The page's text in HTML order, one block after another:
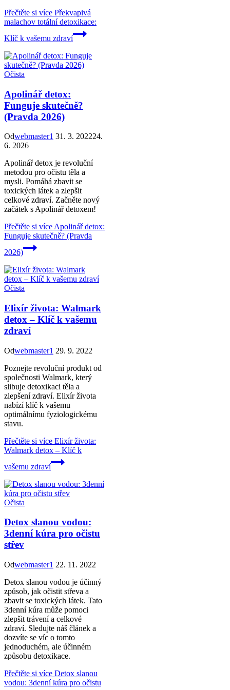
Přečtěte si více Překvapivá
malachov totální detoxikace:
Klíč k vašemu zdraví
Očista
Apolinář detox:
Funguje skutečně?
(Pravda 2026)
Odwebmaster1 31. 3. 202224.
6. 2026
Apolinář detox je revoluční
metodou pro očistu těla a
mysli. Pomáhá zbavit se
toxických látek a zlepšit
celkové zdraví. Začněte nový
začátek s Apolinář detoxem!
Přečtěte si více Apolinář detox:
Funguje skutečně? (Pravda
2026)
Očista
Elixír života: Walmark
detox – Klíč k vašemu
zdraví
Odwebmaster1 29. 9. 2022
Poznejte revoluční produkt od
společnosti Walmark, který
slibuje detoxikaci těla a
zlepšení zdraví. Elixír života
nabízí klíč k vašemu
optimálnímu fyziologickému
stavu.
Přečtěte si více Elixír života:
Walmark detox – Klíč k
vašemu zdraví
Očista
Detox slanou vodou:
3denní kúra pro očistu
střev
Odwebmaster1 22. 11. 2022
Detox slanou vodou je účinný
způsob, jak očistit střeva a
zbavit se toxických látek. Tato
3denní kúra může pomoci
zlepšit trávení a celkové
zdraví. Sledujte náš článek a
dozvíte se víc o tomto
jednoduchém, ale účinném
způsobu detoxikace.
Přečtěte si více Detox slanou
vodou: 3denní kúra pro očistu